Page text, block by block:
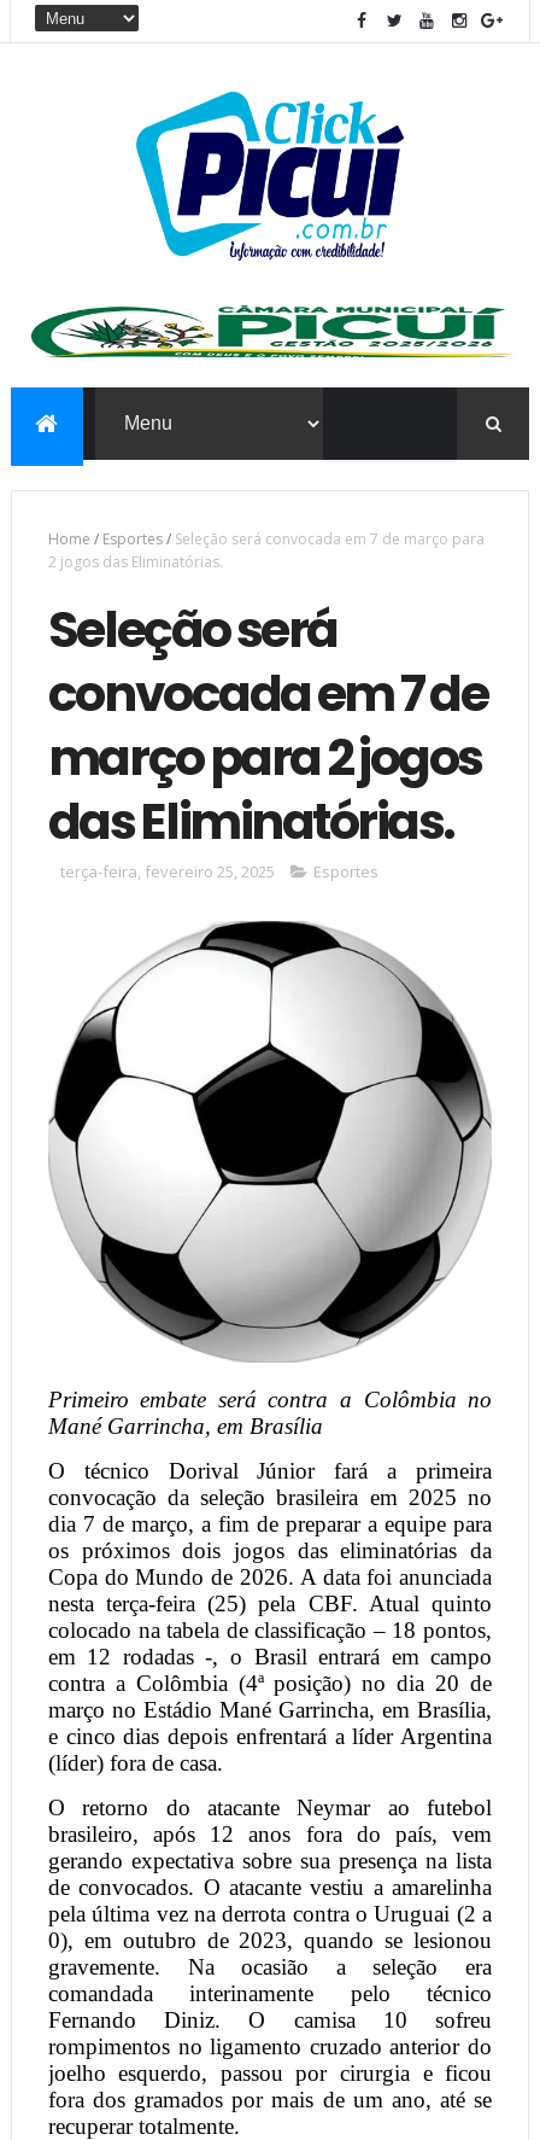
Home / Esportes/ Seleção será convocada em 7 de março para
2 jogos das Eliminatórias.
Seleção será
convocada em 7 de
março para 2 jogos
das Eliminatórias.
terça-feira, fevereiro 25, 2025 Esportes
Primeiro embate será contra a Colômbia no
Mané Garrincha, em Brasília
O técnico Dorival Júnior fará a primeira
convocação da seleção brasileira em 2025 no
dia 7 de março, a fim de preparar a equipe para
os próximos dois jogos das eliminatórias da
Copa do Mundo de 2026. A data foi anunciada
nesta terça-feira (25) pela CBF. Atual quinto
colocado na tabela de classificação – 18 pontos,
em 12 rodadas -, o Brasil entrará em campo
contra a Colômbia (4ª posição) no dia 20 de
março no Estádio Mané Garrincha, em Brasília,
e cinco dias depois enfrentará a líder Argentina
(líder) fora de casa.
O retorno do atacante Neymar ao futebol
brasileiro, após 12 anos fora do país, vem
gerando expectativa sobre sua presença na lista
de convocados. O atacante vestiu a amarelinha
pela última vez na derrota contra o Uruguai (2 a
0), em outubro de 2023, quando se lesionou
gravemente. Na ocasião a seleção era
comandada interinamente pelo técnico
Fernando Diniz. O camisa 10 sofreu
rompimentos no ligamento cruzado anterior do
joelho esquerdo, passou por cirurgia e ficou
fora dos gramados por mais de um ano, até se
recuperar totalmente.